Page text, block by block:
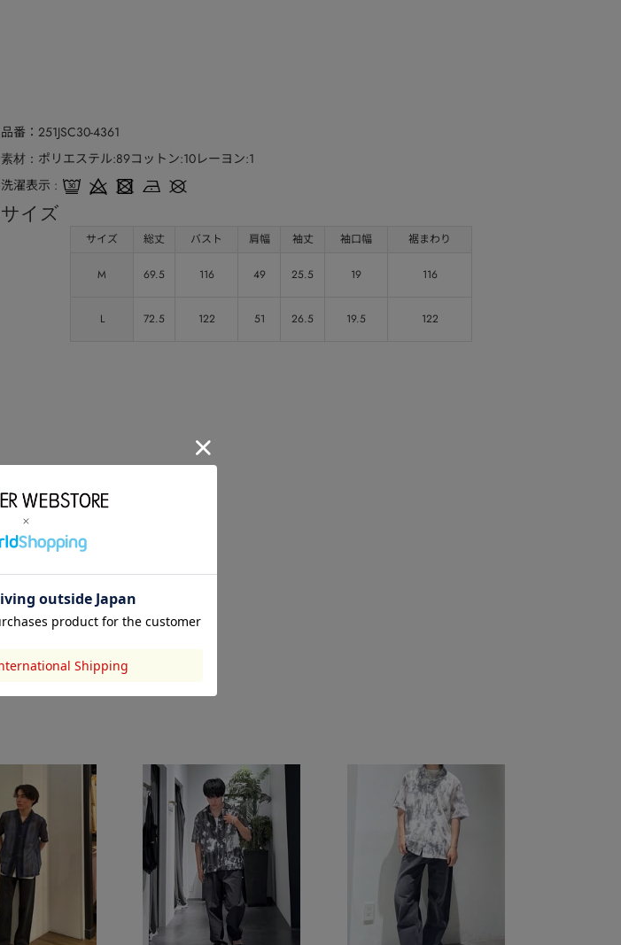
品番 251JSC30-4361
素材
ポリエステル:89コットン:10レーヨン:1
洗濯表示
サイズ
サイズ 総丈 バスト 肩幅 袖丈 袖口幅 裾まわり
M 69.5 116 49 25.5 19 116
L 72.5 122 51 26.5 19.5 122